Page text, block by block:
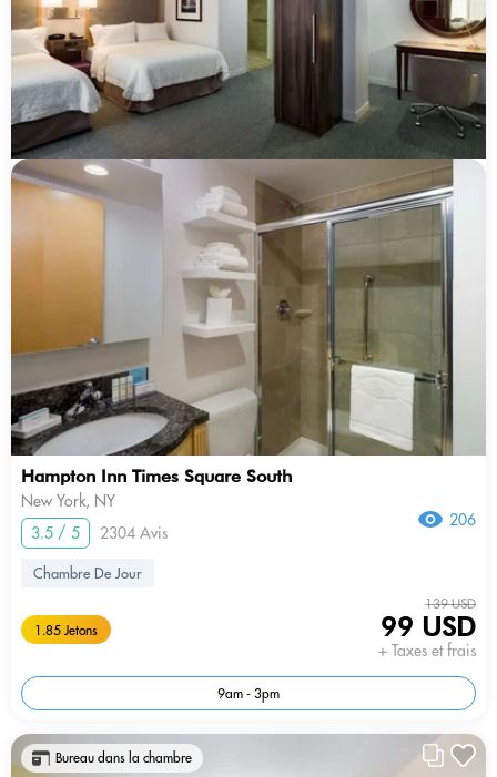
Hampton Inn Times Square South
New York, NY
3.5 / 5
2304 Avis
206
Chambre De Jour
1.85 Jetons
139 USD
99 USD
+ Taxes et frais
9am - 3pm
Bureau dans la chambre